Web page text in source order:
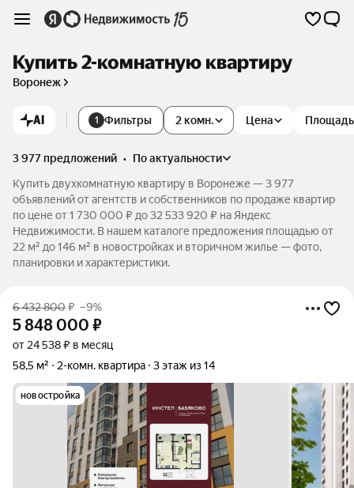
Купить 2-комнатную квартиру
Воронеж
AI 1 Фильтры 2 комн. Цена Площадь
3 977 предложений •
по актуальности
Купить двухкомнатную квартиру в Воронеже — 3 977
объявлений от агентств и собственников по продаже квартир
по цене от 1 730 000 ₽ до 32 533 920 ₽ на Яндекс
Недвижимости. В нашем каталоге предложения площадью от
22 м² до 146 м² в новостройках и вторичном жилье — фото,
планировки и характеристики.
6 432 800₽ –9%
5 848 000 ₽
от 24 538 ₽ в месяц
58,5 м²
2-комн. квартира 3 этаж из 14
новостройка